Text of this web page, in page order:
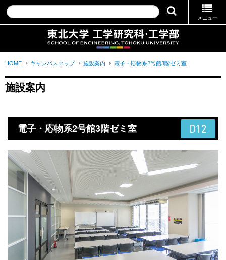
メニュー
HOME キャンパスマップ 施設案内 電子・応物系2号館3階ゼミ室
施設案内
電子・応物系2号館3階ゼミ室 D12